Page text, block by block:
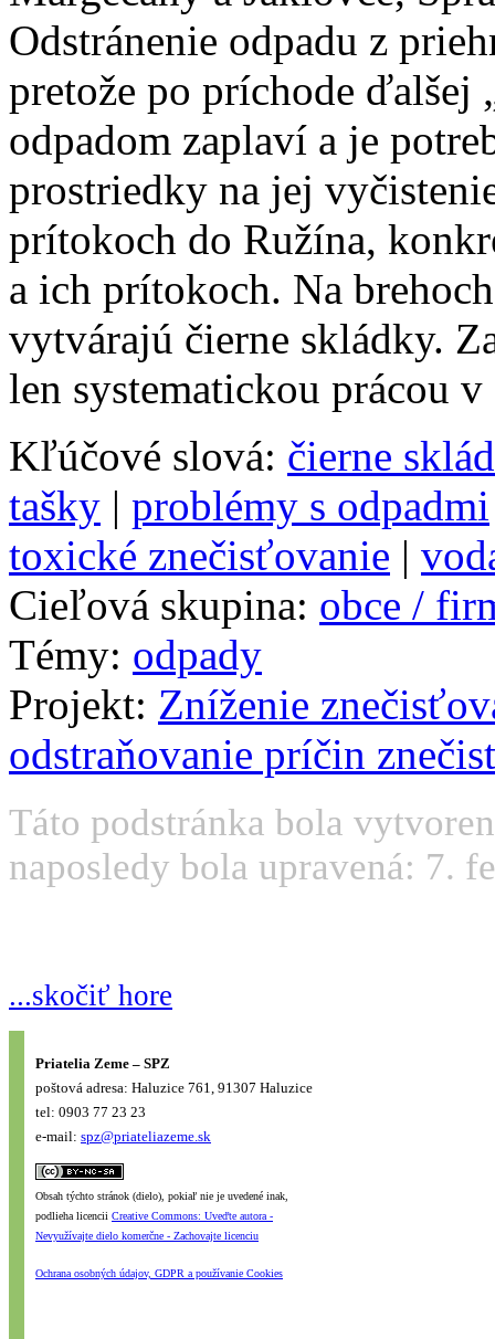
Odstránenie odpadu z
pretože po príchode
odpadom zaplaví a je
prostriedky na jej
prítokoch do Ružína,
a ich prítokoch. Na
vytvárajú čierne skládky.
len systematickou prácou
Kľúčové slová: čierne
tašky | problémy s odpadmi
toxické znečisťovanie |
Cieľová skupina: obce /
Témy: odpady
Projekt: Zníženie
odstraňovanie príčin
Táto podstránka bola
naposledy bola upravená: 7.
...skočiť hore
Priatelia Zeme – SPZ
poštová adresa: Haluzice 761, 91307 Haluzice
tel: 0903 77 23 23
e-mail: spz@priateliazeme.sk
Obsah týchto stránok (dielo), pokiaľ nie je uvedené inak,
podlieha licencii Creative Commons: Uveďte autora -
Nevyužívajte dielo komerčne - Zachovajte licenciu
Ochrana osobných údajov, GDPR a používanie Cookies